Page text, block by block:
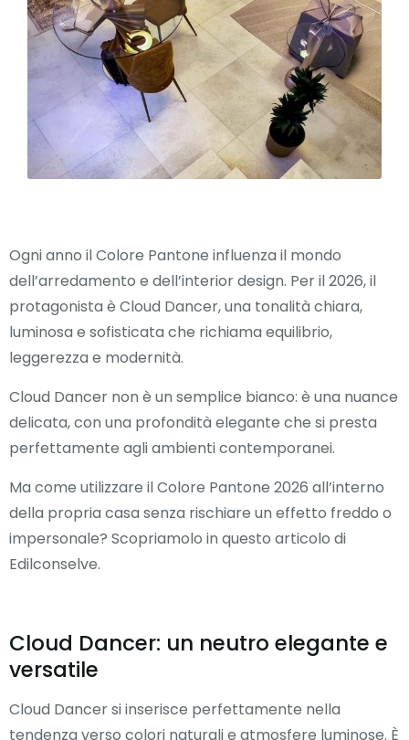
Ogni anno il Colore Pantone influenza il mondo
dell’arredamento e dell’interior design. Per il 2026, il
protagonista è Cloud Dancer, una tonalità chiara,
luminosa e sofisticata che richiama equilibrio,
leggerezza e modernità.
Cloud Dancer non è un semplice bianco: è una nuance
delicata, con una profondità elegante che si presta
perfettamente agli ambienti contemporanei.
Ma come utilizzare il Colore Pantone 2026 all’interno
della propria casa senza rischiare un effetto freddo o
impersonale? Scopriamolo in questo articolo di
Edilconselve.
Cloud Dancer: un neutro elegante e
versatile
Cloud Dancer si inserisce perfettamente nella
tendenza verso colori naturali e atmosfere luminose. È